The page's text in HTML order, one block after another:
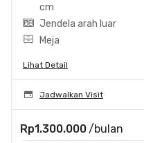
cm
Jendela arah luar
Meja
Lihat Detail
Jadwalkan Visit
Rp1.300.000 /bulan